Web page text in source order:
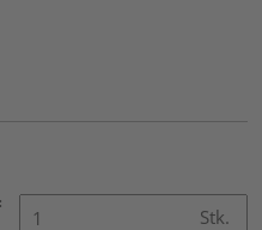
Stk.